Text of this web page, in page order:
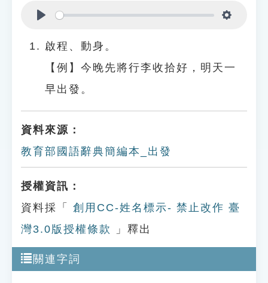
啟程、動身。
【例】今晚先將行李收拾好，明天一
早出發。
資料來源：
教育部國語辭典簡編本_出發
授權資訊：
資料採「
創用CC-姓名標示- 禁止改作 臺
灣3.0版授權條款
」釋出
關連字詞